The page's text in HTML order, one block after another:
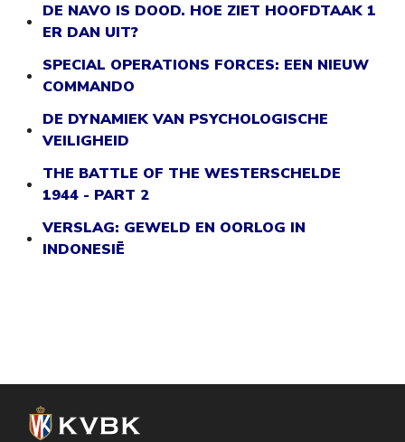
DE NAVO IS DOOD. HOE ZIET HOOFDTAAK 1
ER DAN UIT?
SPECIAL OPERATIONS FORCES: EEN NIEUW
COMMANDO
DE DYNAMIEK VAN PSYCHOLOGISCHE
VEILIGHEID
THE BATTLE OF THE WESTERSCHELDE
1944 - PART 2
VERSLAG: GEWELD EN OORLOG IN
INDONESIË